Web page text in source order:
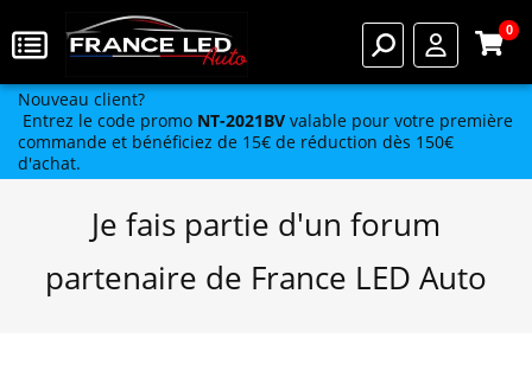
0
Nouveau client?
Entrez le code promo NT-2021BV valable pour votre première
commande et bénéficiez de 15€ de réduction dès 150€
d'achat.
Je fais partie d'un forum
partenaire de France LED Auto